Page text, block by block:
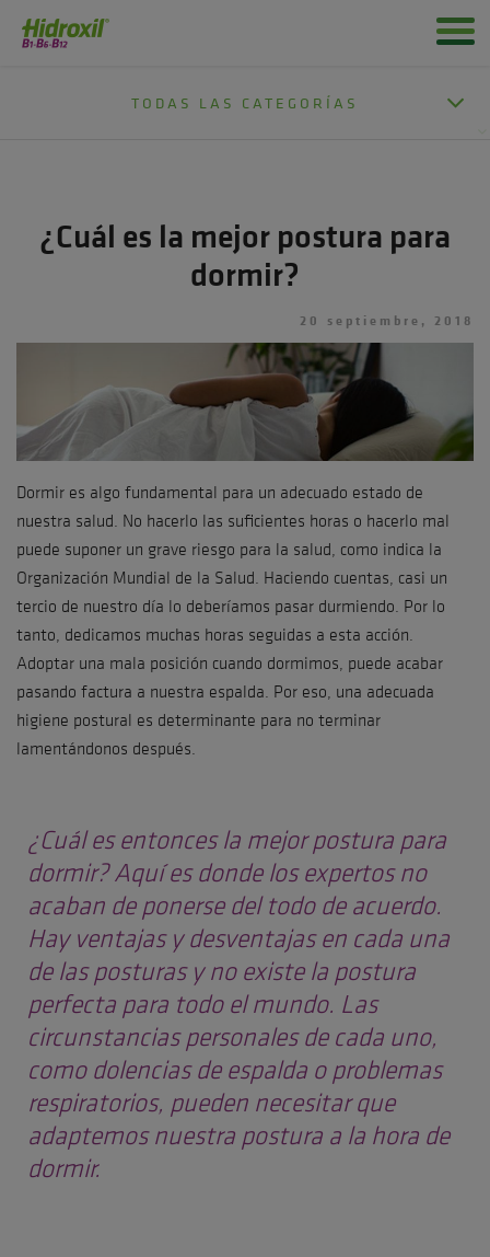
TODAS LAS CATEGORÍAS
¿Cuál es la mejor postura para
dormir?
20 septiembre, 2018
Dormir es algo fundamental para un adecuado estado de
nuestra salud. No hacerlo las suficientes horas o hacerlo mal
puede suponer un grave riesgo para la salud, como indica la
Organización Mundial de la Salud. Haciendo cuentas, casi un
tercio de nuestro día lo deberíamos pasar durmiendo. Por lo
tanto, dedicamos muchas horas seguidas a esta acción.
Adoptar una mala posición cuando dormimos, puede acabar
pasando factura a nuestra espalda. Por eso, una adecuada
higiene postural es determinante para no terminar
lamentándonos después.
¿Cuál es entonces la mejor postura para
dormir? Aquí es donde los expertos no
acaban de ponerse del todo de acuerdo.
Hay ventajas y desventajas en cada una
de las posturas y no existe la postura
perfecta para todo el mundo. Las
circunstancias personales de cada uno,
como dolencias de espalda o problemas
respiratorios, pueden necesitar que
adaptemos nuestra postura a la hora de
dormir.